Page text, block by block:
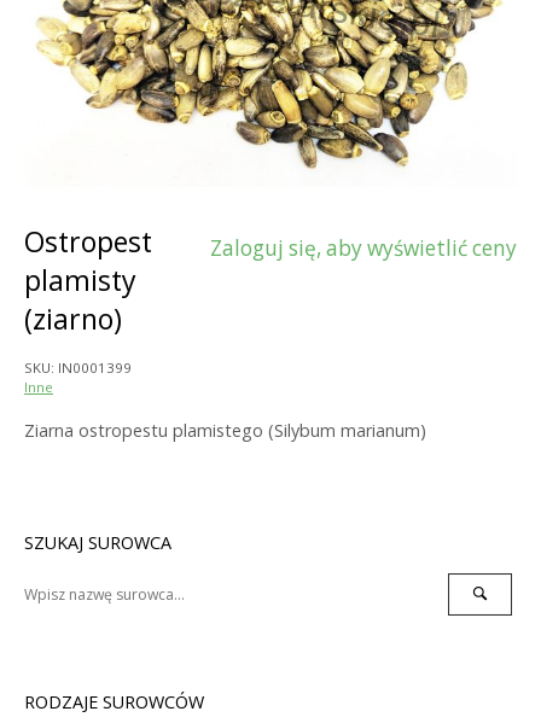
Zaloguj się, aby wyświetlić ceny
Ostropest
plamisty
(ziarno)
SKU: IN0001399
Inne
Ziarna ostropestu plamistego (Silybum marianum)
SZUKAJ SUROWCA
Search
RODZAJE SUROWCÓW